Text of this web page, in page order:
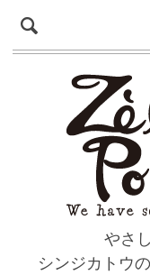
やさ
シンジカトウ